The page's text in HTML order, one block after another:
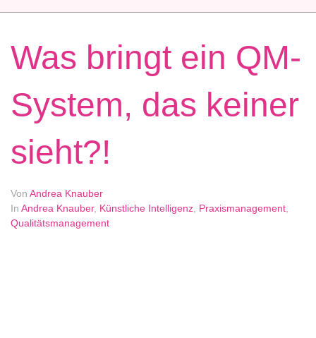
Was bringt ein QM-
System, das keiner
sieht?!
Von Andrea Knauber
In Andrea Knauber, Künstliche Intelligenz Praxismanagement
Qualitätsmanagement